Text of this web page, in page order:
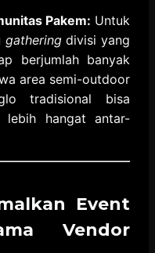
Pakem: Untuk
gatheringdivisi yang
berjumlah banyak
area semi-outdoor
tradisional bisa
lebih hangat antar-
Event
Vendor